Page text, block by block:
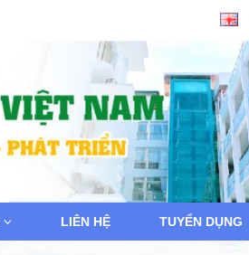
LIÊN HỆ TUYỂN DỤNG